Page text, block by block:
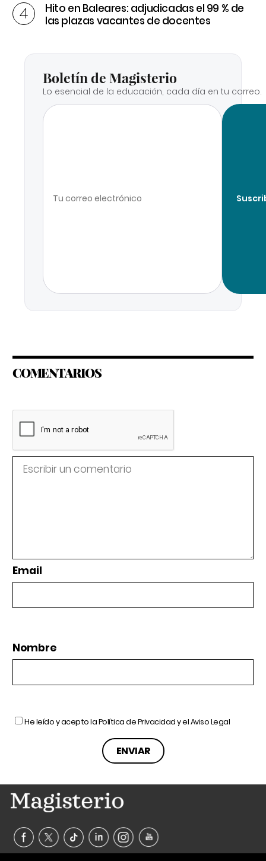
Hito en Baleares: adjudicadas el 99 % de
las plazas vacantes de docentes
Boletín de Magisterio
Lo esencial de la educación, cada día en tu correo.
COMENTARIOS
Email
Nombre
He leído y acepto laPolítica de Privacidady elAviso Legal